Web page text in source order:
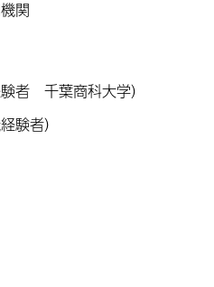
関
者 千葉商科大学）
験者）